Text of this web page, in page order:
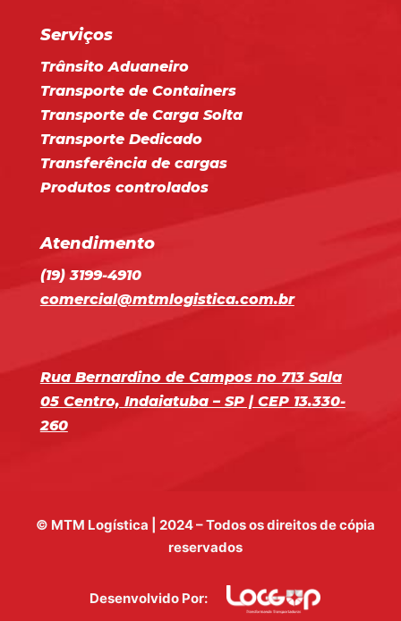
Serviços
Trânsito Aduaneiro
Transporte de Containers
Transporte de Carga Solta
Transporte Dedicado
Transferência de cargas
Produtos controlados
Atendimento
(19) 3199-4910
comercial@mtmlogistica.com.br
Rua Bernardino de Campos no 713 Sala
05 Centro, Indaiatuba – SP | CEP 13.330-
260
© MTM Logística | 2024 – Todos os direitos de cópia
reservados
Desenvolvido Por: